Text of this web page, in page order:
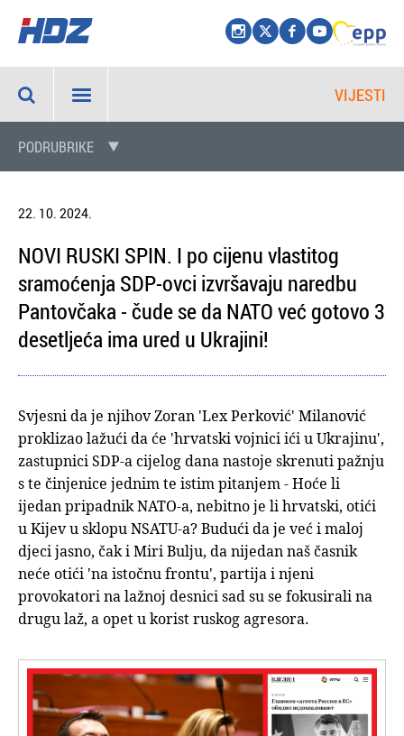
VIJESTI
PODRUBRIKE
22. 10. 2024.
NOVI RUSKI SPIN. I po cijenu vlastitog
sramoćenja SDP-ovci izvršavaju naredbu
Pantovčaka - čude se da NATO već gotovo 3
desetljeća ima ured u Ukrajini!
Svjesni da je njihov Zoran 'Lex Perković' Milanović
proklizao lažući da će 'hrvatski vojnici ići u Ukrajinu',
zastupnici SDP-a cijelog dana nastoje skrenuti pažnju
s te činjenice jednim te istim pitanjem - Hoće li
ijedan pripadnik NATO-a, nebitno je li hrvatski, otići
u Kijev u sklopu NSATU-a? Budući da je već i maloj
djeci jasno, čak i Miri Bulju, da nijedan naš časnik
neće otići 'na istočnu frontu', partija i njeni
provokatori na lažnoj desnici sad su se fokusirali na
drugu laž, a opet u korist ruskog agresora.